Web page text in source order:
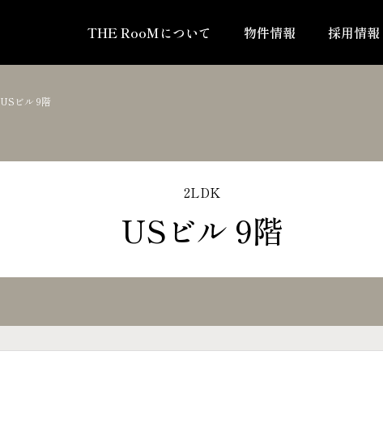
THE RooMについて 物件情報 採用情報
USビル 9階
2LDK
USビル 9階